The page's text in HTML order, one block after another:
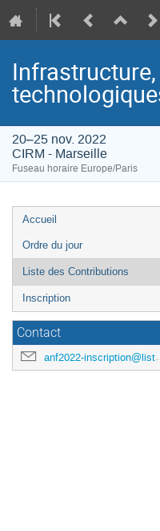
20–25 nov. 2022
CIRM - Marseille
Fuseau horaire Europe/Paris
Menu
de
l'événement
Accueil
Ordre du jour
Liste des Contributions
Inscription
Contact
anf2022-inscription@listes.mathrice.fr